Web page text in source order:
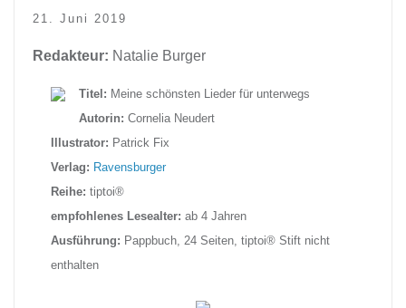
21. Juni 2019
Redakteur: Natalie Burger
Titel: Meine schönsten Lieder für unterwegs
Autorin: Cornelia Neudert
Illustrator: Patrick Fix
Verlag: Ravensburger
Reihe: tiptoi®
empfohlenes Lesealter: ab 4 Jahren
Ausführung: Pappbuch, 24 Seiten, tiptoi® Stift nicht
enthalten